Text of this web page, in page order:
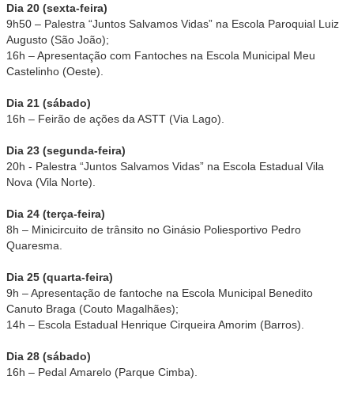
Dia 20 (sexta-feira)
9h50 – Palestra “Juntos Salvamos Vidas” na Escola Paroquial Luiz
Augusto (São João);
16h – Apresentação com Fantoches na Escola Municipal Meu
Castelinho (Oeste).
Dia 21 (sábado)
16h – Feirão de ações da ASTT (Via Lago).
Dia 23 (segunda-feira)
20h - Palestra “Juntos Salvamos Vidas” na Escola Estadual Vila
Nova (Vila Norte).
Dia 24 (terça-feira)
8h – Minicircuito de trânsito no Ginásio Poliesportivo Pedro
Quaresma.
Dia 25 (quarta-feira)
9h – Apresentação de fantoche na Escola Municipal Benedito
Canuto Braga (Couto Magalhães);
14h – Escola Estadual Henrique Cirqueira Amorim (Barros).
Dia 28 (sábado)
16h – Pedal Amarelo (Parque Cimba).